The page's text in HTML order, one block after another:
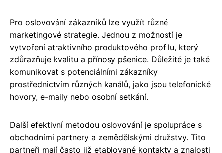
Pro oslovování zákazníků lze využít různé
marketingové strategie. Jednou z možností je
vytvoření atraktivního produktového profilu, který
zdůrazňuje kvalitu a přínosy pšenice. Důležité je také
komunikovat s potenciálními zákazníky
prostřednictvím různých kanálů, jako jsou telefonické
hovory, e-maily nebo osobní setkání.
Další efektivní metodou oslovování je spolupráce s
obchodními partnery a zemědělskými družstvy. Tito
partneři mají často již etablované kontakty a znalosti